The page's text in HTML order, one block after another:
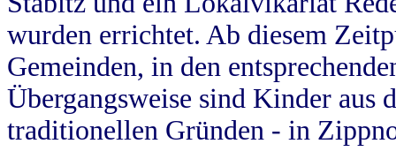
wurden errichtet. Ab diesem
Gemeinden, in den
Übergangsweise sind Kinder aus
traditionellen Gründen - in